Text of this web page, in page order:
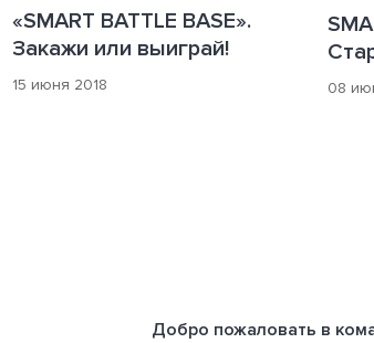
«SMART BATTLE BASE».
Закажи или выиграй!
15 июня 2018 08
Добро пожаловать в